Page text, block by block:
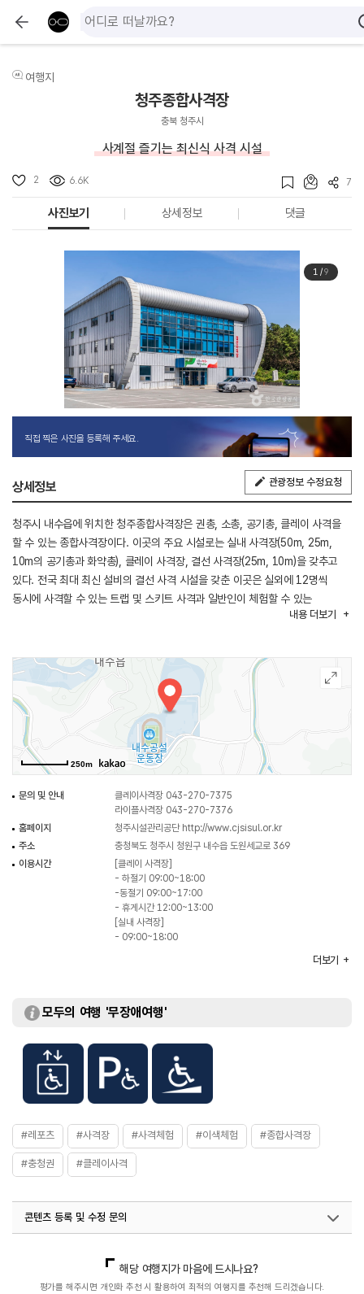
여행지
청주종합사격장
충북 청주시
사계절 즐기는 최신식 사격 시설
2 6.6K 7
사진보기 상세정보 댓글
1/9
직접 찍은 사진을 등록해 주세요.
상세정보 관광정보 수정요청
청주시 내수읍에 위치한 청주종합사격장은 권총, 소총, 공기총, 클레이 사격을
할 수 있는 종합사격장이다. 이곳의 주요 시설로는 실내 사격장(50m, 25m,
10m의 공기총과 화약총), 클레이 사격장, 결선 사격장(25m, 10m)을 갖추고
있다. 전국 최대 최신 설비의 결선 사격 시설을 갖춘 이곳은 실외에 12명씩
동시에 사격할 수 있는 트랩 및 스키트 사격과 일반인이 체험할 수 있는
아메리칸 사격장을 갖추고 있다. 사격대회가 열리는 곳이라 관람석도 마련되어
청주종합사격장 예약은 청주시설관리공단 통합예매에서 가능하다. 일반인은
클레이 사격과 스크린 사격으로 예약 가능하고 라이플은 선수 자격이 있는
사람만 예약할 수 있다. 일반인이 전국사격연합회의 회원으로 가입하면 회원
가격에 즐길 수 있으며 클레이 사격 시 전문 강사의 강습을 받을 수 있다. 이색
스포츠를 즐기기 좋으나 안전에 주의해야 하며 특히 귀마개를 반드시 착용해야
한다.
내용 더보기
250m
문의 및 안내
클레이사격장 043-270-7375
라이플사격장 043-270-7376
홈페이지
청주시설관리공단 http://www.cjsisul.or.kr
주소
충청북도 청주시 청원구 내수읍 도원세교로 369
이용시간
[클레이 사격장]
- 하절기 09:00~18:00
-동절기 09:00~17:00
- 휴게시간 12:00~13:00
[실내 사격장]
- 09:00~18:00
이용요금
[클레이사격장]
- 평일 40,000원
[실내 사격장]
- 공휴일 25,000원~50,000원
- 평일 15,000원~40,000원
※ 자세한 사항은 홈페이지 참고
주요시설
본선 사격장 / 결선 사격장 / 클레이 사격장
더보기
모두의 여행 '무장애여행'
#레포츠 #사격장 #사격체험 #이색체험 #종합사격장
#충청권 #클레이사격
콘텐츠 등록 및 수정 문의
열린관광콘텐츠팀(열린관광-모두의여행)
033-738-3425
해당 여행지가 마음에 드시나요?
평가를 해주시면 개인화 추천 시 활용하여 최적의 여행지를 추천해 드리겠습니다.